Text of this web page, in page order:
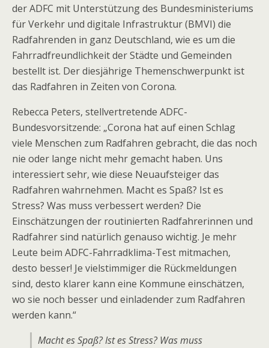
der ADFC mit Unterstützung des Bundesministeriums
für Verkehr und digitale Infrastruktur (BMVI) die
Radfahrenden in ganz Deutschland, wie es um die
Fahrradfreundlichkeit der Städte und Gemeinden
bestellt ist. Der diesjährige Themenschwerpunkt ist
das Radfahren in Zeiten von Corona.
Rebecca Peters, stellvertretende ADFC-
Bundesvorsitzende: „Corona hat auf einen Schlag
viele Menschen zum Radfahren gebracht, die das noch
nie oder lange nicht mehr gemacht haben. Uns
interessiert sehr, wie diese Neuaufsteiger das
Radfahren wahrnehmen. Macht es Spaß? Ist es
Stress? Was muss verbessert werden? Die
Einschätzungen der routinierten Radfahrerinnen und
Radfahrer sind natürlich genauso wichtig. Je mehr
Leute beim ADFC-Fahrradklima-Test mitmachen,
desto besser! Je vielstimmiger die Rückmeldungen
sind, desto klarer kann eine Kommune einschätzen,
wo sie noch besser und einladender zum Radfahren
werden kann.“
Macht es Spaß? Ist es Stress? Was muss